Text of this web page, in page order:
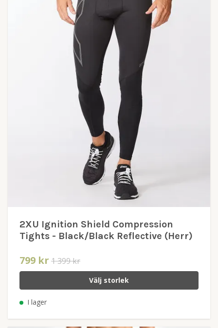
2XU Ignition Shield Compression
Tights - Black/Black Reflective (Herr)
799 kr 1 399 kr
Välj storlek
I lager